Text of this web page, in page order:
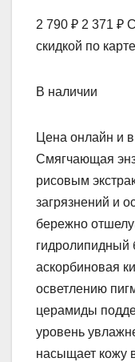
2 790 ₽ 2 371 ₽
скидкой по карте
В наличии
Цена онлайн и
Смягчающая
рисовым
загрязнений и
бережно
гидролипидный
аскорбиновая
осветлению
церамиды
уровень
насыщает кожу